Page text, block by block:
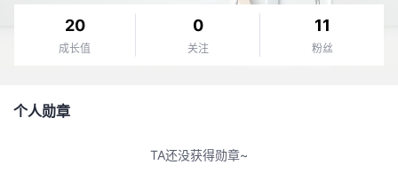
20
成长值
0
关注
11
粉丝
个人勋章
TA还没获得勋章~